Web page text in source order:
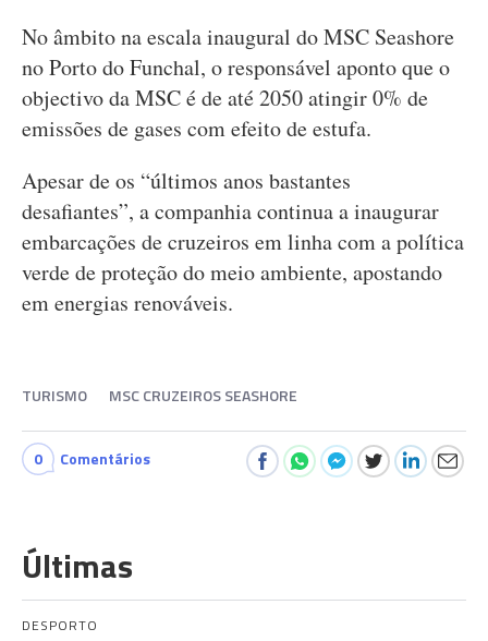
No âmbito na escala inaugural do MSC Seashore
no Porto do Funchal, o responsável aponto que o
objectivo da MSC é de até 2050 atingir 0% de
emissões de gases com efeito de estufa.
Apesar de os “últimos anos bastantes
desafiantes”, a companhia continua a inaugurar
embarcações de cruzeiros em linha com a política
verde de proteção do meio ambiente, apostando
em energias renováveis.
TURISMO MSC CRUZEIROS SEASHORE
0 Comentários
Últimas
DESPORTO